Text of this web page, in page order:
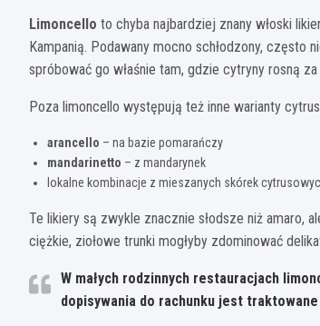
Limoncello to chyba najbardziej znany włoski
Kampanią. Podawany mocno schłodzony, często
spróbować go właśnie tam, gdzie cytryny rosną
Poza limoncello występują też inne warianty
arancello – na bazie pomarańczy
mandarinetto – z mandarynek
lokalne kombinacje z mieszanych skórek
Te likiery są zwykle znacznie słodsze niż amaro,
ciężkie, ziołowe trunki mogłyby zdominować
W małych rodzinnych restauracjach
dopisywania do rachunku jest